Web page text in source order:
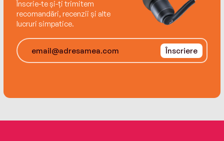
Înscrie-te și-ți trimitem
recomandări, recenzii și alte
lucruri simpatice.
Înscriere